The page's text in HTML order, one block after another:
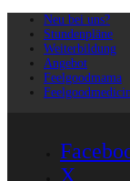
Neu bei uns?
Stundenpläne
Weiterbildung
Angebot
Feelgoodmama
X